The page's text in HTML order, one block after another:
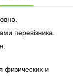
перевізника.
физических и